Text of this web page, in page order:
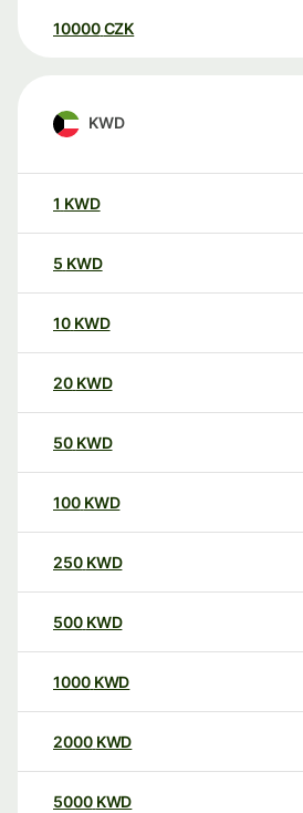
10000 CZK
KWD
1 KWD
5 KWD
10 KWD
20 KWD
50 KWD
100 KWD
250 KWD
500 KWD
1000 KWD
2000 KWD
5000 KWD